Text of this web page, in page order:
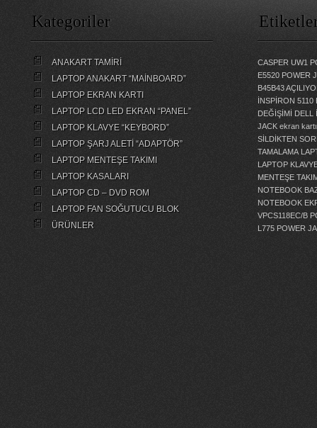
Kategoriler
ANAKART TAMİRİ
LAPTOP ANAKART “MAİNBOARD”
LAPTOP EKRAN KARTI
LAPTOP LCD LED EKRAN “PANEL”
LAPTOP KLAVYE “KEYBORD”
LAPTOP ŞARJ ALETİ “ADAPTÖR”
LAPTOP MENTEŞE TAKIMI
LAPTOP KASALARI
LAPTOP CD – DVD ROM
LAPTOP FAN SOĞUTUCU BLOK
ÜRÜNLER
CASPER UW1
E5520 POWER
B45B43
İNSPİRON
DEĞİŞİMİ
DELL
JACK ekran
SİLDİKTEN
TAMALAMA
LAPTOP
MENTEŞE
NOTEBOOK
NOTEBOOK
VPCS118EC/B
L775 POWER